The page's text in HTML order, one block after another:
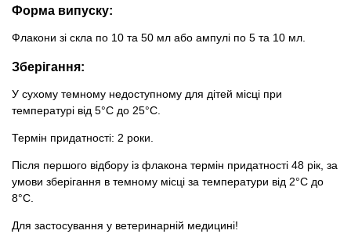
Форма випуску:
Флакони зі скла по 10 та 50 мл або ампулі по 5 та 10 мл.
Зберігання:
У сухому темному недоступному для дітей місці при
температурі від 5°С до 25°С.
Термін придатності: 2 роки.
Після першого відбору із флакона термін придатності 48 рік, за
умови зберігання в темному місці за температури від 2°С до
8°С.
Для застосування у ветеринарній медицині!